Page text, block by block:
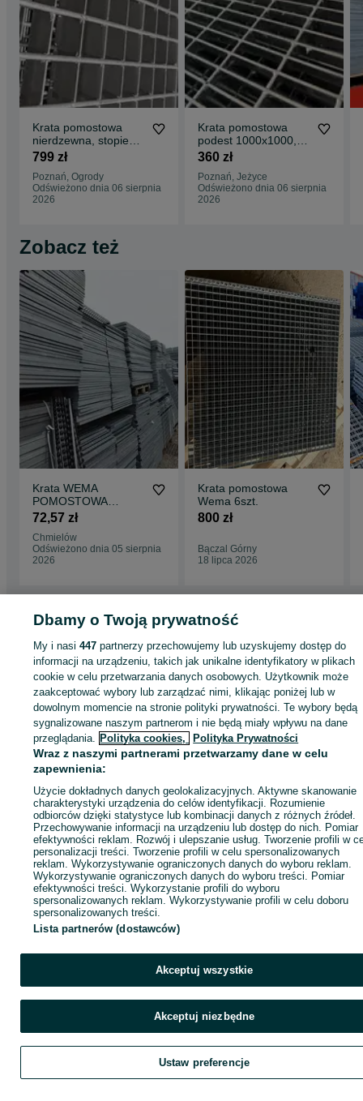
Krata pomostowa
nierdzewna, stopień
nierdzewka,
799 zł
Poznań, Ogrody
Odświeżono dnia 06 sierpnia
2026
Krata pomostowa
podest 1000x1000,
33x11 stopnie
360 zł
Poznań, Jeżyce
Odświeżono dnia 06 sierpnia
2026
Zobacz też
Krata WEMA
POMOSTOWA
Ocynkowana – Różne
Rozmiary, Używana
72,57 zł
Chmielów
Odświeżono dnia 05 sierpnia
2026
Krata pomostowa
Wema 6szt.
800 zł
Bączal Górny
18 lipca 2026
Pozostałe - Rzeszów
KATEGORIA
613371847 Wyświetlenia:
Zadzwoń / SMS
Dbamy o Twoją prywatność
My i nasi447 partnerzy przechowujemy lub uzyskujemy dostęp do
informacji na urządzeniu, takich jak unikalne identyfikatory w plikach
cookie w celu przetwarzania danych osobowych. Użytkownik może
zaakceptować wybory lub zarządzać nimi, klikając poniżej lub w
dowolnym momencie na stronie polityki prywatności. Te wybory będą
sygnalizowane naszym partnerom i nie będą miały wpływu na dane
przeglądania. Polityka cookies, Polityka Prywatności
Wraz z naszymi partnerami przetwarzamy dane w celu
zapewnienia:
Użycie dokładnych danych geolokalizacyjnych. Aktywne skanowanie
charakterystyki urządzenia do celów identyfikacji. Rozumienie
odbiorców dzięki statystyce lub kombinacji danych z różnych źródeł.
Przechowywanie informacji na urządzeniu lub dostęp do nich. Pomiar
efektywności reklam. Rozwój i ulepszanie usług. Tworzenie profili w
personalizacji treści. Tworzenie profili w celu spersonalizowanych
reklam. Wykorzystywanie ograniczonych danych do wyboru reklam.
Wykorzystywanie ograniczonych danych do wyboru treści. Pomiar
efektywności treści. Wykorzystanie profili do wyboru
spersonalizowanych reklam. Wykorzystywanie profili w celu doboru
spersonalizowanych treści.
Lista partnerów (dostawców)
Akceptuj wszystkie
Akceptuj niezbędne
Ustaw preferencje